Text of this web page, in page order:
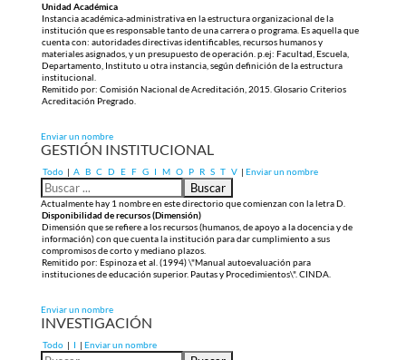
Unidad Académica
Instancia académica-administrativa en la estructura organizacional de la
institución que es responsable tanto de una carrera o programa. Es aquella que
cuenta con: autoridades directivas identificables, recursos humanos y
materiales asignados, y un presupuesto de operación. p.ej: Facultad, Escuela,
Departamento, Instituto u otra instancia, según definición de la estructura
institucional.
Remitido por: Comisión Nacional de Acreditación, 2015. Glosario Criterios
Acreditación Pregrado.
Enviar un nombre
GESTIÓN INSTITUCIONAL
Todo | A B C D E F G I M O P R S T V | Enviar un nombre
Actualmente hay 1 nombre en este directorio que comienzan con la letra D.
Disponibilidad de recursos (Dimensión)
Dimensión que se refiere a los recursos (humanos, de apoyo a la docencia y de
información) con que cuenta la institución para dar cumplimiento a sus
compromisos de corto y mediano plazos.
Remitido por: Espinoza et al. (1994) \"Manual autoevaluación para
instituciones de educación superior. Pautas y Procedimientos\". CINDA.
Enviar un nombre
INVESTIGACIÓN
Todo | I | Enviar un nombre